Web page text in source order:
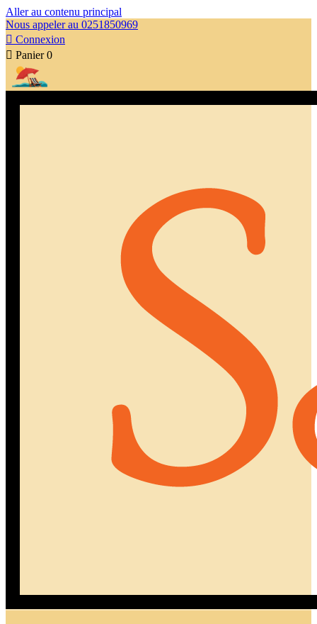
Aller au contenu principal
Nous appeler au 0251850969
 Connexion
 Panier 0